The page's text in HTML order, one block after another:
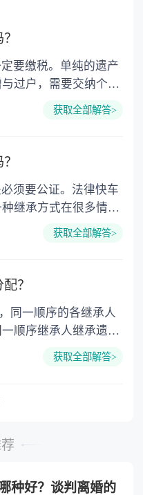
过户，需要交纳个人
与过户是没有增值税
房
缴纳 4. 土
：
获取全部解答>
继承方式在很多情况
，如果需要公正的也
可以对遗产继承进行
获取全部解答>
？
继承人，分配遗产
，分配遗产时，应当
获取全部解答>
种好？谈判离婚的